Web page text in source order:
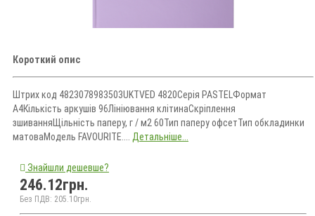
Короткий опис
Штрих код 4823078983503UKTVED 4820Серія PASTELФормат
А4Кількість аркушів 96Лініювання клітинаСкріплення
зшиванняЩільність паперу, г / м2 60Тип паперу офсетТип обкладинки
матоваМодель FAVOURITE.... Детальніше...
Знайшли дешевше?
246.12грн.
Без ПДВ: 205.10грн.